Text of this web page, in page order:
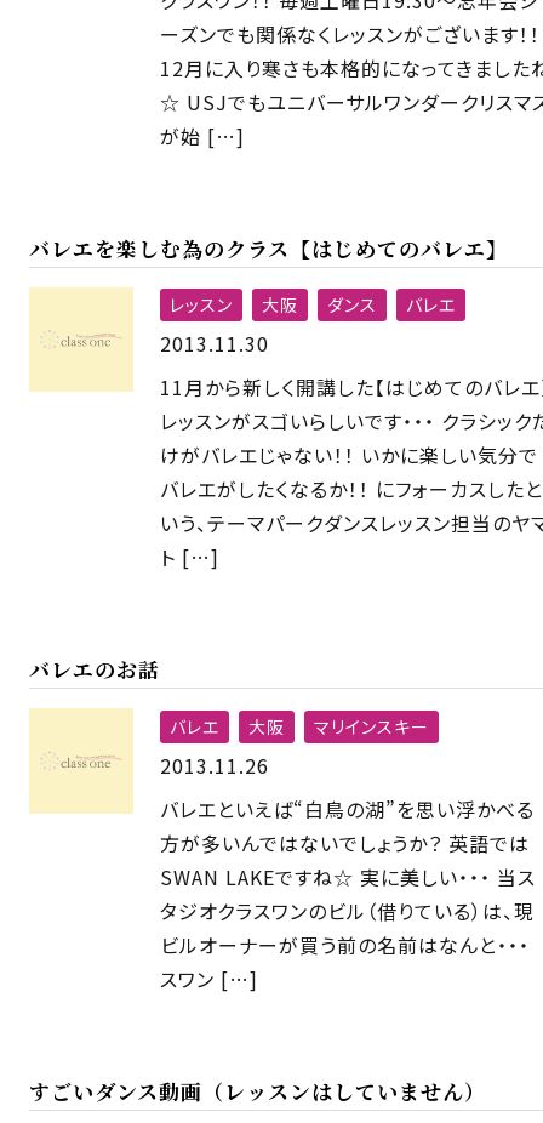
ーズンでも関係なくレッスンがございます！！
12月に入り寒さも本格的になってきました
☆ USJでもユニバーサルワンダークリスマ
が始 […]
バレエを楽しむ為のクラス【はじめてのバレエ】
レッスン 大阪 ダンス バレエ
2013.11.30
11月から新しく開講した【はじめてのバレエ
レッスンがスゴいらしいです・・・ クラシック
けがバレエじゃない！！ いかに楽しい気分で
バレエがしたくなるか！！ にフォーカスしたと
いう、テーマパークダンスレッスン担当のヤ
ト […]
バレエのお話
バレエ 大阪 マリインスキー
2013.11.26
バレエといえば“白鳥の湖”を思い浮かべる
方が多いんではないでしょうか？ 英語では
SWAN LAKEですね☆ 実に美しい・・・ 当ス
タジオクラスワンのビル（借りている）は、現
ビルオーナーが買う前の名前はなんと・・・
スワン […]
すごいダンス動画（レッスンはしていません）